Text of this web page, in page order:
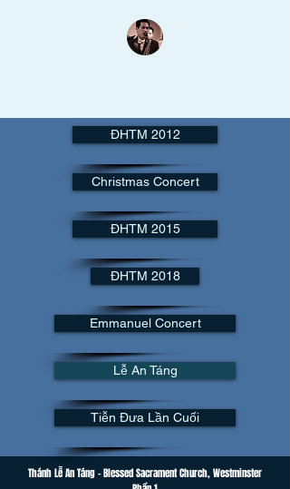
Thánh Lễ An Táng - Blessed Sacrament Church, Westminster
ĐHTM 2012
Christmas Concert
ĐHTM 2015
ĐHTM 2018
Emmanuel Concert
Lễ An Táng
Tiễn Đưa Lần Cuối